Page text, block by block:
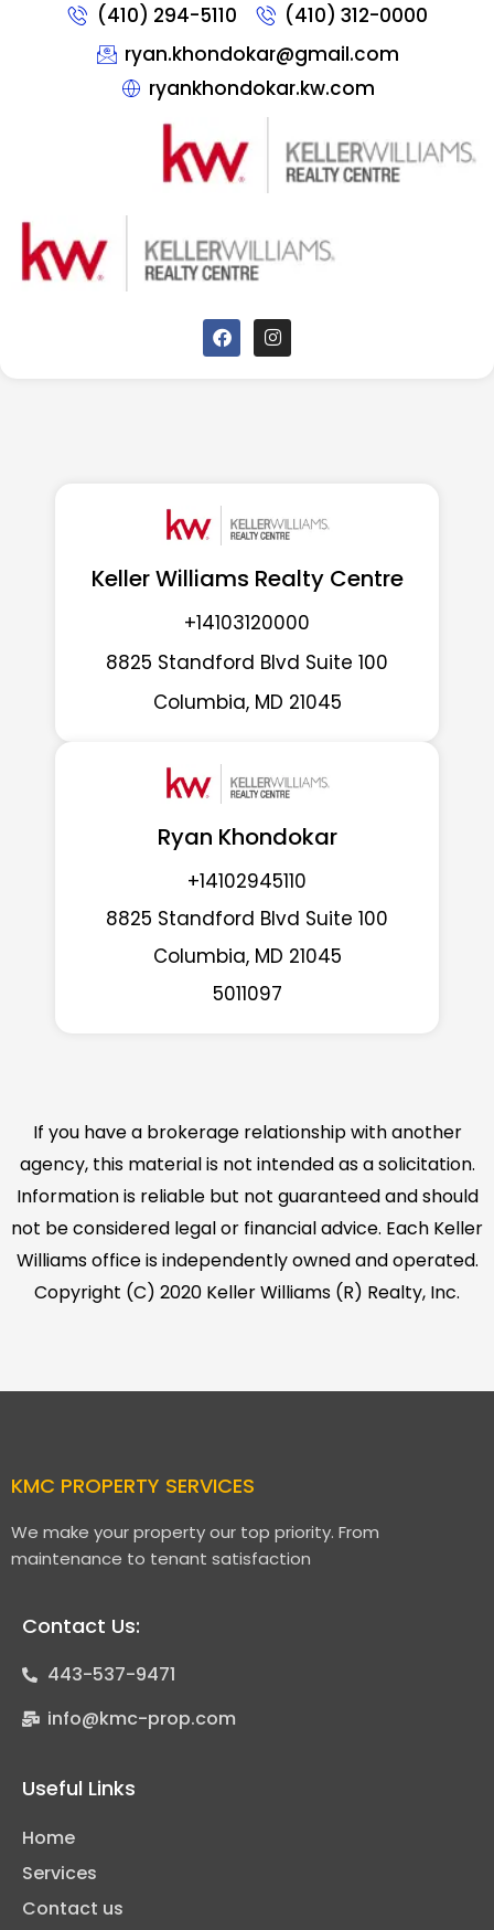
(410) 294-5110
(410) 312-0000
ryan.khondokar@gmail.com
ryankhondokar.kw.com
Keller Williams Realty Centre
+14103120000
8825 Standford Blvd Suite 100
Columbia, MD 21045
Ryan Khondokar
+14102945110
8825 Standford Blvd Suite 100
Columbia, MD 21045
5011097
If you have a brokerage relationship with another
agency, this material is not intended as a solicitation.
Information is reliable but not guaranteed and should
not be considered legal or financial advice. Each Keller
Williams office is independently owned and operated.
Copyright (C) 2020 Keller Williams (R) Realty, Inc.
KMC PROPERTY SERVICES
We make your property our top priority. From
maintenance to tenant satisfaction
Contact Us:
443-537-9471
info@kmc-prop.com
Useful Links
Home
Services
Contact us